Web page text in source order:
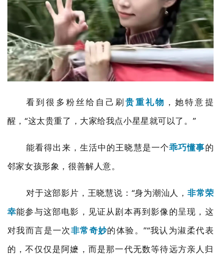
看到很多粉丝给自己刷贵重礼物 ，她特意提
醒，“这太贵重了， 大家给我点小星星就可以了。 ”
能看得出来，生活中的王晓慧是一个乖巧懂事的
邻家女孩形象，很善解人意。
对于这部影片，王晓慧说： “身为潮汕人， 非常荣
幸能参与这部电影，见证从剧本再到影像的呈现，这
对我而言是一次非常奇妙的体验。”“我认为淑柔代表
的，不仅仅是阿嬷，而是那一代无数等待远方亲人归